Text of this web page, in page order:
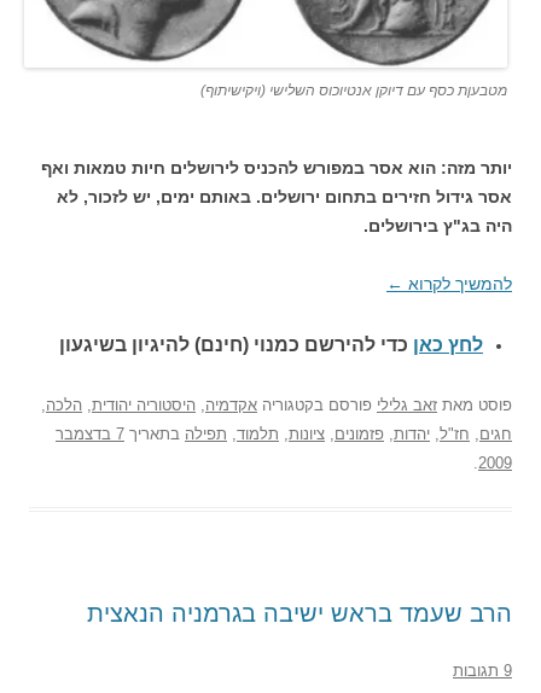
מטבעןת כסף עם דיוקן אנטיוכוס השלישי (ויקישיתוף)
יותר מזה: הוא אסר במפורש להכניס לירושלים חיות טמאות ואף
אסר גידול חזירים בתחום ירושלים. באותם ימים, יש לזכור, לא
היה בג"ץ בירושלים.
להמשיך לקרוא ←
לחץ כאן כדי להירשם כמנוי (חינם) להיגיון בשיגעון
פוסט מאת זאב גלילי פורסם בקטגוריה אקדמיה היסטוריה יהודית הלכה
חגים
חז"ל יהדות פזמונים ציונות תלמוד תפילה בתאריך
7 בדצמבר
2009
הרב שעמד בראש ישיבה בגרמניה הנאצית
9 תגובות